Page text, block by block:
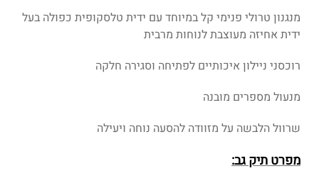
מנגנון טרולי פנימי קל במיוחד עם ידית טלסקופית כפולה בעל
ידית אחיזה מעוצבת לנוחות מרבית
רוכסני ניילון איכותיים לפתיחה וסגירה חלקה
מנעול מספרים מובנה
שרוול הלבשה על מזוודה להסעה נוחה ויעילה
מפרט תיק גב: